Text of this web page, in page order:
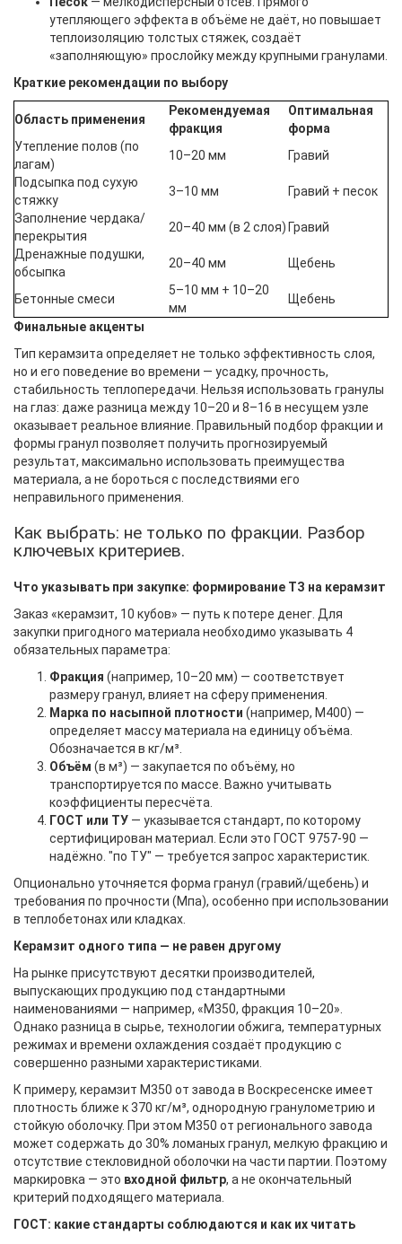
утепляющего эффекта в объёме не даёт, но повышает
теплоизоляцию толстых стяжек, создаёт
«заполняющую» прослойку между крупными гранулами.
Краткие рекомендации по выбору
Область применения
Рекомендуемая
фракция
Оптимальная
форма
Утепление полов (по
лагам)
10–20 мм
Гравий
Подсыпка под сухую
стяжку
3–10 мм
Гравий + песок
Заполнение чердака/
перекрытия
20–40 мм (в 2 слоя) Гравий
Дренажные подушки,
обсыпка
20–40 мм Щебень
Бетонные смеси
5–10 мм + 10–20
мм
Щебень
Финальные акценты
Тип керамзита определяет не только эффективность слоя,
но и его поведение во времени — усадку, прочность,
стабильность теплопередачи. Нельзя использовать гранулы
на глаз: даже разница между 10–20 и 8–16 в несущем узле
оказывает реальное влияние. Правильный подбор фракции и
формы гранул позволяет получить прогнозируемый
результат, максимально использовать преимущества
материала, а не бороться с последствиями его
неправильного применения.
Как выбрать: не только по фракции. Разбор
ключевых критериев.
Что указывать при закупке: формирование ТЗ на керамзит
Заказ «керамзит, 10 кубов» — путь к потере денег. Для
закупки пригодного материала необходимо указывать 4
обязательных параметра:
Фракция (например, 10–20 мм) — соответствует
размеру гранул, влияет на сферу применения.
Марка по насыпной плотности (например, М400) —
определяет массу материала на единицу объёма.
Обозначается в кг/м³.
Объём (в м³) — закупается по объёму, но
транспортируется по массе. Важно учитывать
коэффициенты пересчёта.
ГОСТ или ТУ — указывается стандарт, по которому
сертифицирован материал. Если это ГОСТ 9757-90 —
надёжно. "по ТУ" — требуется запрос характеристик.
Опционально уточняется форма гранул (гравий/щебень) и
требования по прочности (Мпа), особенно при использовании
в теплобетонах или кладках.
Керамзит одного типа — не равен другому
На рынке присутствуют десятки производителей,
выпускающих продукцию под стандартными
наименованиями — например, «М350, фракция 10–20».
Однако разница в сырье, технологии обжига, температурных
режимах и времени охлаждения создаёт продукцию с
совершенно разными характеристиками.
К примеру, керамзит М350 от завода в Воскресенске имеет
плотность ближе к 370 кг/м³, однородную гранулометрию и
стойкую оболочку. При этом М350 от регионального завода
может содержать до 30% ломаных гранул, мелкую фракцию и
отсутствие стекловидной оболочки на части партии. Поэтому
маркировка — это входной фильтр, а не окончательный
критерий подходящего материала.
ГОСТ: какие стандарты соблюдаются и как их читать